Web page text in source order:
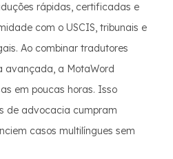
rápidas, certificadas e
com o USCIS, tribunais e
Ao combinar tradutores
avançada, a MotaWord
em poucas horas. Isso
de advocacia cumpram
casos multilíngues sem